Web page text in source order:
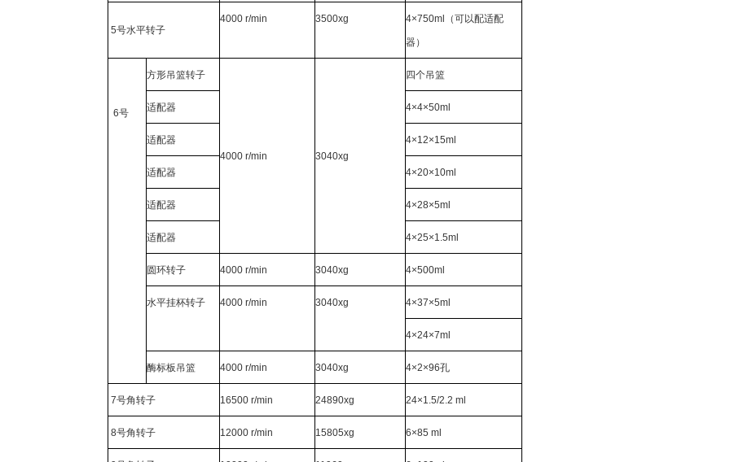
5号水平转子
4000 r/min 3500xg 4×750ml（可以配适配
器）
6号
方形吊篮转子
4000 r/min 3040xg
四个吊篮
适配器 4×4×50ml
适配器 4×12×15ml
适配器 4×20×10ml
适配器 4×28×5ml
适配器 4×25×1.5ml
圆环转子 4000 r/min 3040xg 4×500ml
水平挂杯转子 4000 r/min 3040xg 4×37×5ml
4×24×7ml
酶标板吊篮 4000 r/min 3040xg 4×2×96孔
7号角转子 16500 r/min 24890xg 24×1.5/2.2 ml
8号角转子 12000 r/min 15805xg 6×85 ml